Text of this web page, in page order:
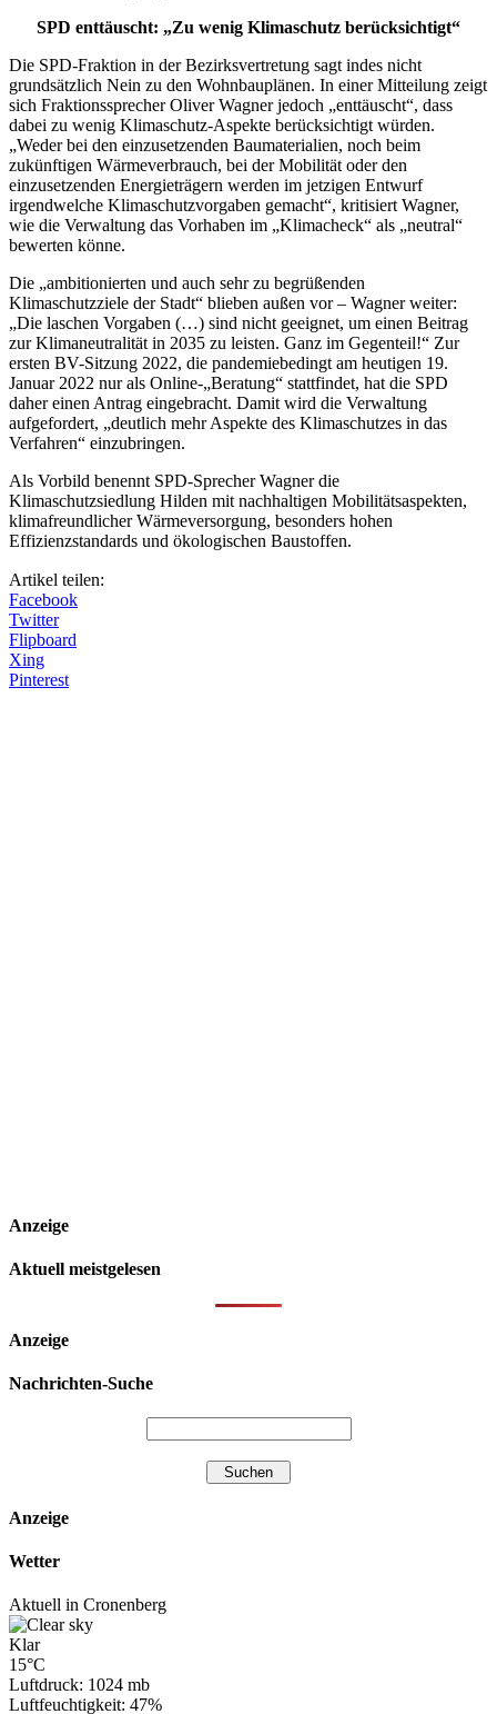
SPD enttäuscht: „Zu wenig Klimaschutz berücksichtigt“
Die SPD-Fraktion in der Bezirksvertretung sagt indes nicht
grundsätzlich Nein zu den Wohnbauplänen. In einer Mitteilung zeigt
sich Fraktionssprecher Oliver Wagner jedoch „enttäuscht“, dass
dabei zu wenig Klimaschutz-Aspekte berücksichtigt würden.
„Weder bei den einzusetzenden Baumaterialien, noch beim
zukünftigen Wärmeverbrauch, bei der Mobilität oder den
einzusetzenden Energieträgern werden im jetzigen Entwurf
irgendwelche Klimaschutzvorgaben gemacht“, kritisiert Wagner,
wie die Verwaltung das Vorhaben im „Klimacheck“ als „neutral“
bewerten könne.
Die „ambitionierten und auch sehr zu begrüßenden
Klimaschutzziele der Stadt“ blieben außen vor – Wagner weiter:
„Die laschen Vorgaben (…) sind nicht geeignet, um einen Beitrag
zur Klimaneutralität in 2035 zu leisten. Ganz im Gegenteil!“ Zur
ersten BV-Sitzung 2022, die pandemiebedingt am heutigen 19.
Januar 2022 nur als Online-„Beratung“ stattfindet, hat die SPD
daher einen Antrag eingebracht. Damit wird die Verwaltung
aufgefordert, „deutlich mehr Aspekte des Klimaschutzes in das
Verfahren“ einzubringen.
Als Vorbild benennt SPD-Sprecher Wagner die
Klimaschutzsiedlung Hilden mit nachhaltigen Mobilitätsaspekten,
klimafreundlicher Wärmeversorgung, besonders hohen
Effizienzstandards und ökologischen Baustoffen.
Artikel teilen:
Facebook
Twitter
Flipboard
Xing
Pinterest
Anzeige
Aktuell meistgelesen
Anzeige
Nachrichten-Suche
Anzeige
Wetter
Aktuell in Cronenberg
Klar
15°C
Luftdruck: 1024 mb
Luftfeuchtigkeit: 47%